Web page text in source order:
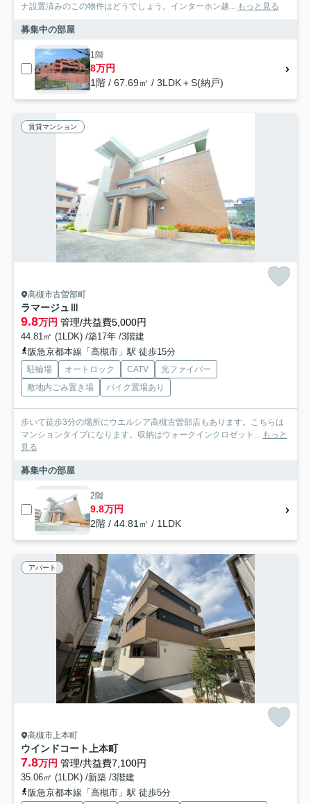
ナ設置済みのこの物件はどうでしょう。インターホン越...
もっと見る
募集中の部屋
1階
8万円
1階 / 67.69㎡ / 3LDK＋S(納戸)
賃貸マンション
高槻市古曽部町
ラマージュⅢ
9.8万円 管理/共益費5,000円
44.81㎡ (1LDK) /築17年 /3階建
阪急京都本線「高槻市」駅 徒歩15分
駐輪場 オートロック CATV
光ファイバー
敷地内ごみ置き場
バイク置場あり
歩いて徒歩3分の場所にウエルシア高槻古曽部店もあります。こちらは
マンションタイプになります。収納はウォークインクロゼット...
もっと
見る
募集中の部屋
2階
9.8万円
2階 / 44.81㎡ / 1LDK
アパート
高槻市上本町
ウインドコート上本町
7.8万円 管理/共益費7,100円
35.06㎡ (1LDK) /新築 /3階建
阪急京都本線「高槻市」駅 徒歩5分